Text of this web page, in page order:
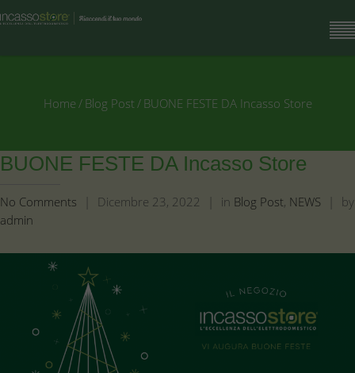
Home / Blog Post/ BUONE FESTE DA Incasso Store
BUONE FESTE DA Incasso Store
No Comments Dicembre 23, 2022 in Blog Post, NEWS
by
admin